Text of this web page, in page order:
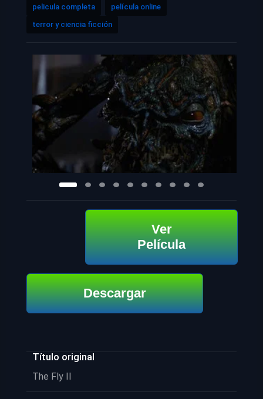
pelicula completa
película online
terror y ciencia ficción
Ver
Película
Descargar
Título original
The Fly II